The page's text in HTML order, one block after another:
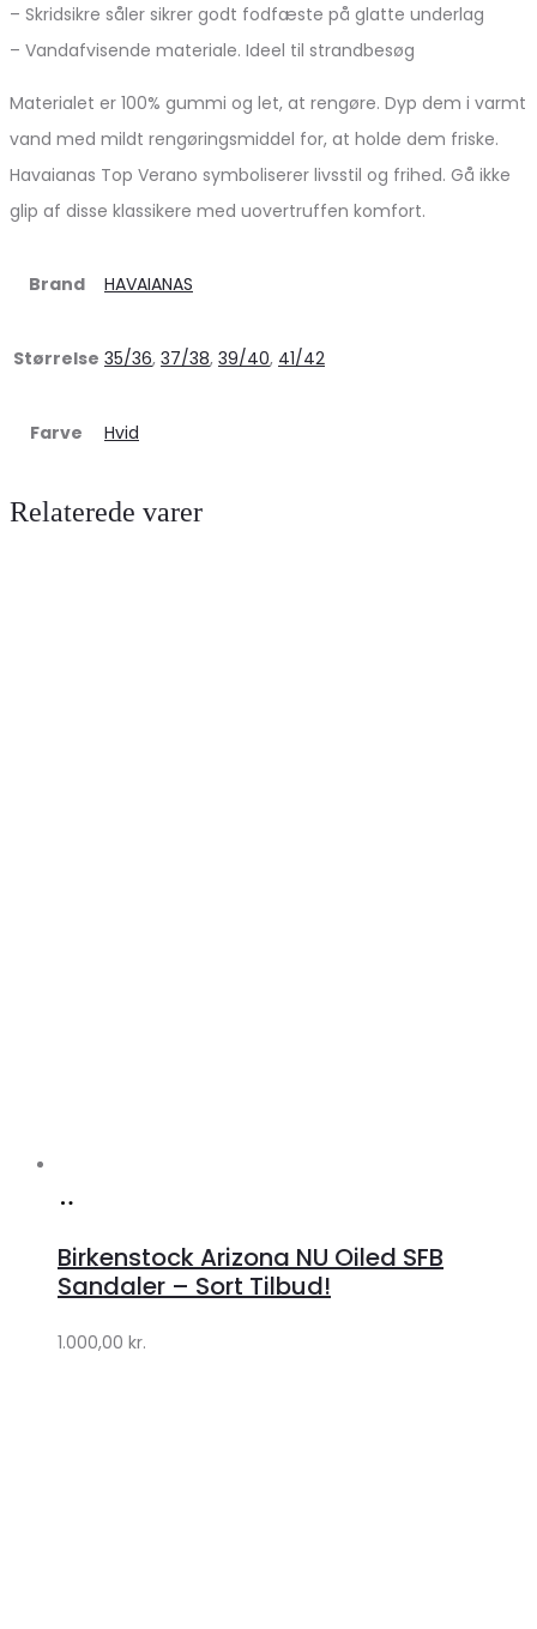
– Skridsikre såler sikrer godt fodfæste på glatte underlag
– Vandafvisende materiale. Ideel til strandbesøg
Materialet er 100% gummi og let, at rengøre. Dyp dem i varmt
vand med mildt rengøringsmiddel for, at holde dem friske.
Havaianas Top Verano symboliserer livsstil og frihed. Gå ikke
glip af disse klassikere med uovertruffen komfort.
Brand HAVAIANAS
Størrelse 35/36, 37/38, 39/40, 41/42
Farve Hvid
Relaterede varer
Lykke
Lykke
Birkenstock Arizona NU Oiled SFB
Sandaler – Sort Tilbud!
1.000,00 kr.